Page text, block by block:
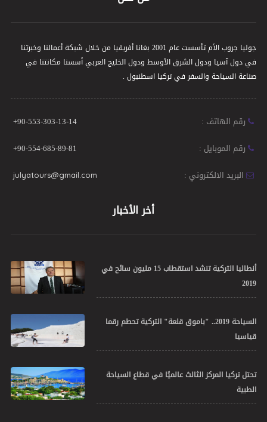
جوليا جروب الأم تأسست عام 2001 بغانا أفريقيا من خلال شبكة أعمالنا وخبرتنا
في دول آسيا ودول الشرق الأوسط ودول الخليج العربي أسسنا مكانتنا في
صناعة السياحة والسفر في تركيا اسطنبول .
رقم الهاتف :
+90-553-303-13-14
رقم الموبايل :
+90-554-685-89-81
البريد الالكتروني :
julyatours@gmail.com
أخر الأخبار
أنطاليا التركية تنشد استقطاب 15 مليون سائح في
2019
السياحة 2019.. "باموق قلعة" التركية تحطم رقما
قياسيا
تحتل تركيا المركز الثالث عالميًا في قطاع السياحة
الطبية